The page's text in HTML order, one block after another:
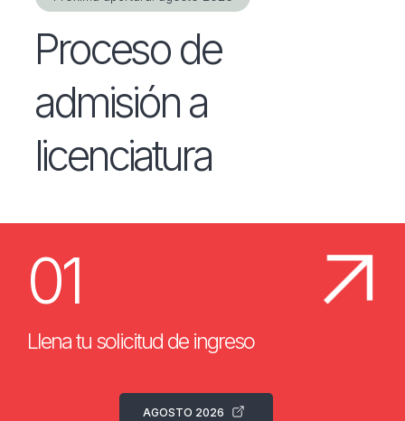
Proceso de
admisión a
licenciatura
01
Llena tu solicitud de ingreso
AGOSTO 2026